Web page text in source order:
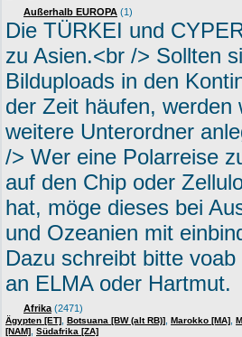
Außerhalb EUROPA (1)
Die TÜRKEI und
zu Asien.<br /> Sollten
Bilduploads in den
der Zeit häufen, werden
weitere Unterordner
/> Wer eine Polarreise
auf den Chip oder
hat, möge dieses bei
und Ozeanien mit
Dazu schreibt bitte
an ELMA oder Hartmut.
Afrika (2471)
Ägypten [ET] Botsuana [BW (alt RB)] Marokko [MA]
[NAM] Südafrika [ZA]